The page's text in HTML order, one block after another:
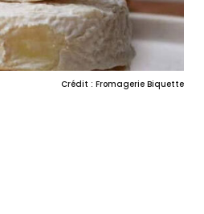
Crédit : Fromagerie Biquette